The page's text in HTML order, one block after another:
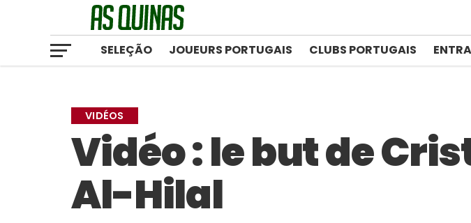
SELEÇÃO JOUEURS PORTUGAIS CLUBS PORTUGAIS
VIDÉOS
Vidéo : le but de
Al-Hilal